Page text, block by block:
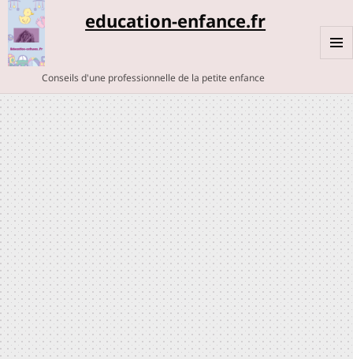
education-enfance.fr
Conseils d'une professionnelle de la petite enfance